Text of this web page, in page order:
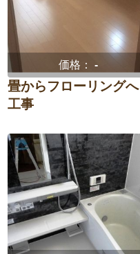
価格： -
畳からフローリングへ
工事